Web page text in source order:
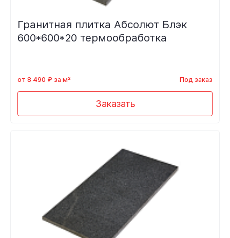
Гранитная плитка Абсолют Блэк
600*600*20 термообработка
от 8 490 ₽ за м² Под заказ
Заказать